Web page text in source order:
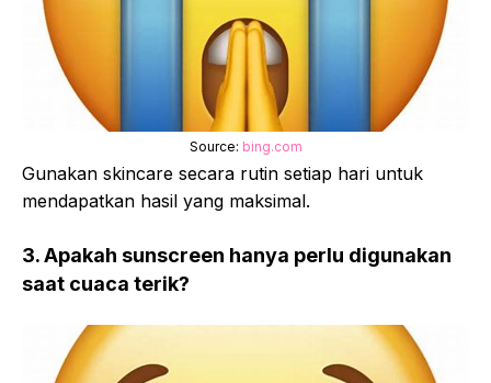
Source: bing.com
Gunakan skincare secara rutin setiap hari untuk
mendapatkan hasil yang maksimal.
3. Apakah sunscreen hanya perlu digunakan
saat cuaca terik?